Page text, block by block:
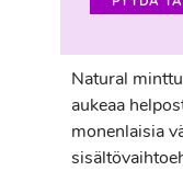
Natural
aukeaa
monenlaisia